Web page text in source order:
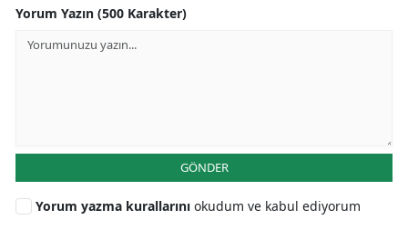
Yorum Yazın (500 Karakter)
GÖNDER
Yorum yazma kurallarını okudum ve kabul ediyorum